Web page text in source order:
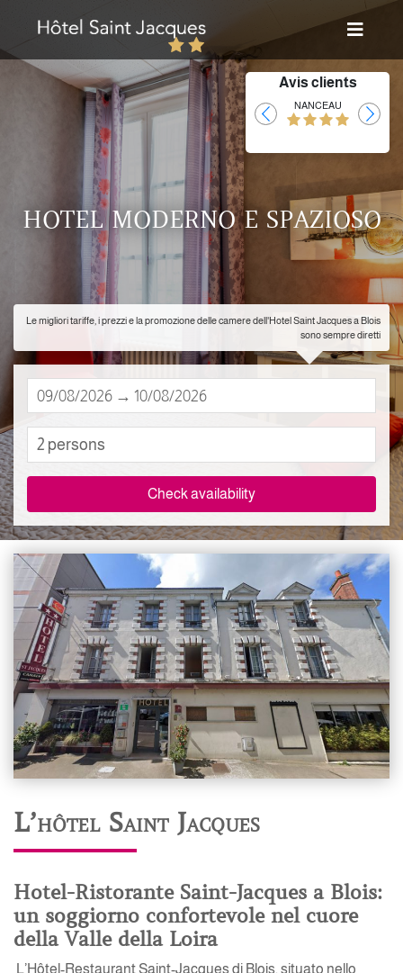
Avis clients
Laurent NANCEAU
HOTEL MODERNO E SPAZIOSO
Le migliori tariffe, i prezzi e la promozione delle camere dell'Hotel Saint Jacques a Blois
sono sempre diretti
2 persons
Check availability
L’hôtel Saint Jacques
Hotel-Ristorante Saint-Jacques a Blois:
un soggiorno confortevole nel cuore
della Valle della Loira
L’Hôtel-Restaurant Saint-Jacques di Blois, situato nello